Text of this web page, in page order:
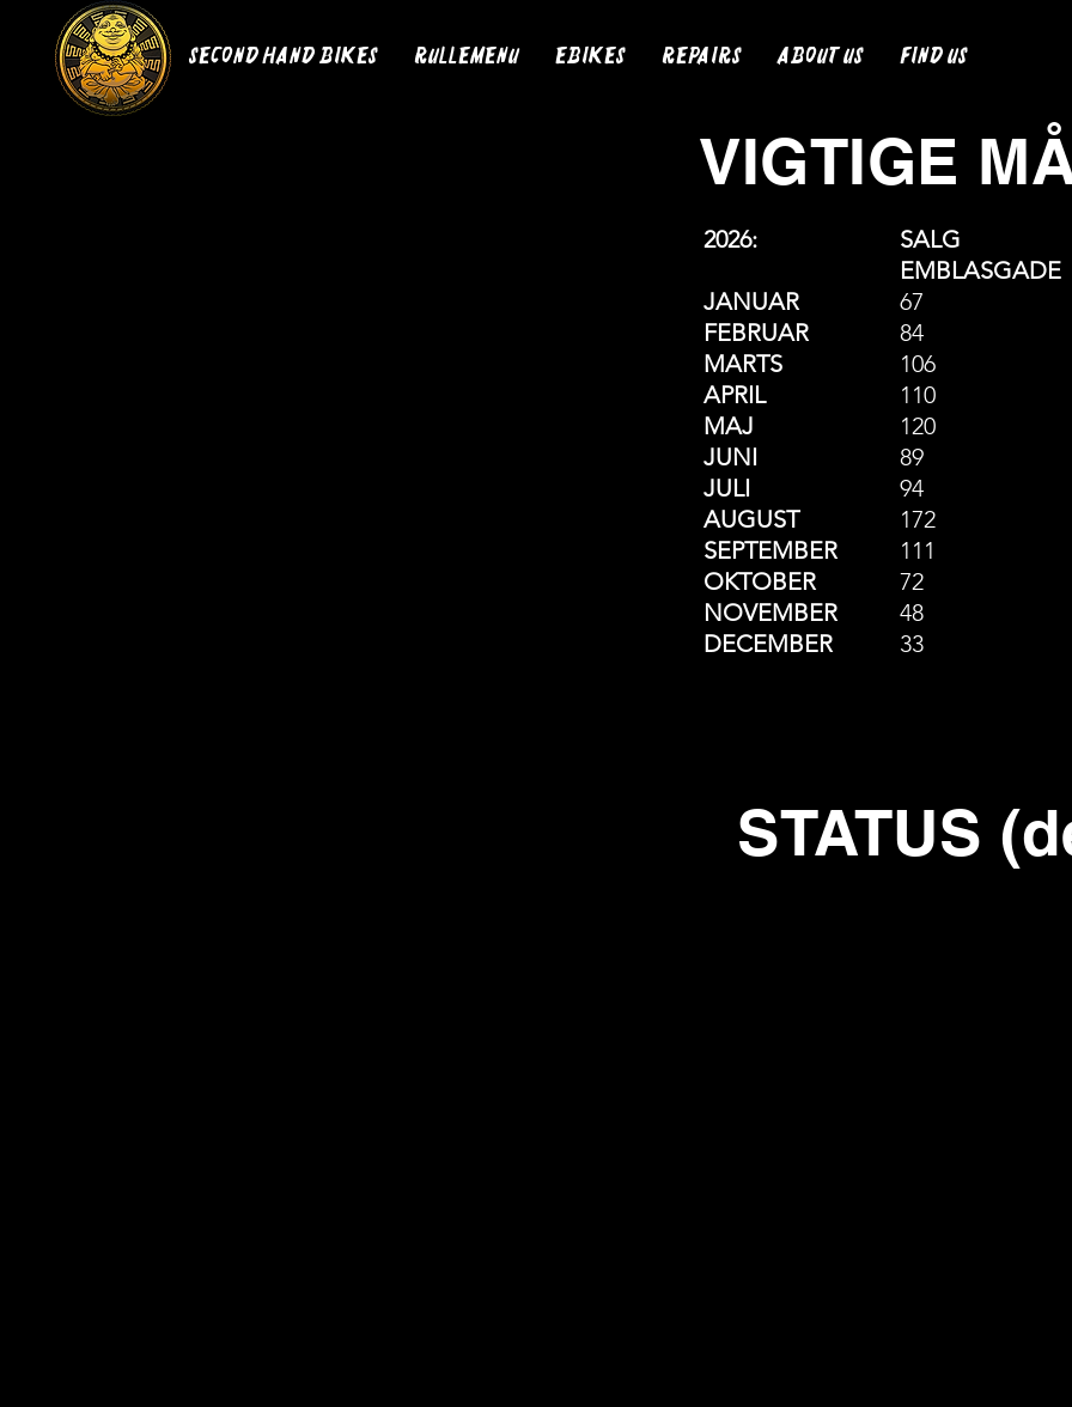
Second hand bikes Rullemenu Ebikes Repairs About us Find us
VIGTIGE
2026:
JANUAR
FEBRUAR
MARTS
APRIL
MAJ
JUNI
JULI
AUGUST
SEPTEMBER
OKTOBER
NOVEMBER
DECEMBER
SALG
EMBLASGADE
67
84
106
110
120
89
94
172
111
72
48
33
STATUS